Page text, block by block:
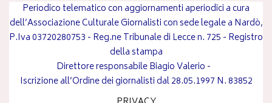
Periodico telematico con aggiornamenti aperiodici a cura
dell’Associazione Culturale Giornalisti con sede legale a Nardò,
P.Iva 03720280753 - Reg.ne Tribunale di Lecce n. 725 - Registro
della stampa
Direttore responsabileBiagio Valerio -
Iscrizione all’Ordine dei giornalisti dal 28.05.1997 N. 83852